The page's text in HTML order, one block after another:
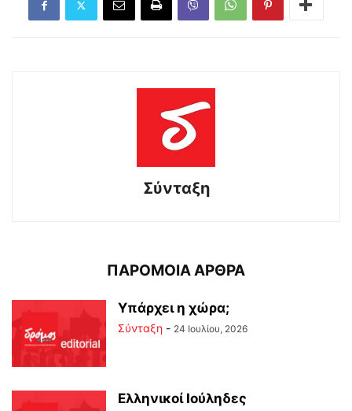
Σύνταξη
ΠΑΡΟΜΟΙΑ ΑΡΘΡΑ
Υπάρχει η χώρα;
Σύνταξη - 24 Ιουλίου, 2026
Ελληνικοί Ιούληδες